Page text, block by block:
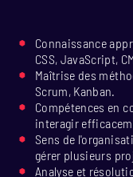
Connaissance
CSS, JavaScript,
Maîtrise des
Scrum, Kanban.
Compétences en
interagir
Sens de
gérer plusieurs
Analyse et